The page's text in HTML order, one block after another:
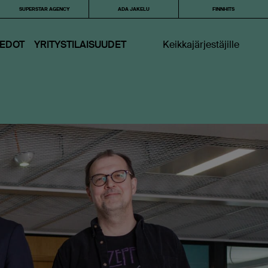
SUPERSTAR AGENCY ADA JAKELU FINNHITS
YRITYSTILAISUUDET Keikkajärjestäjille